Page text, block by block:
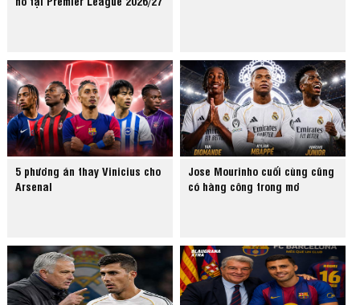
5 phương án thay Vinicius cho
Arsenal
Jose Mourinho cuối cùng cũng
có hàng công trong mơ